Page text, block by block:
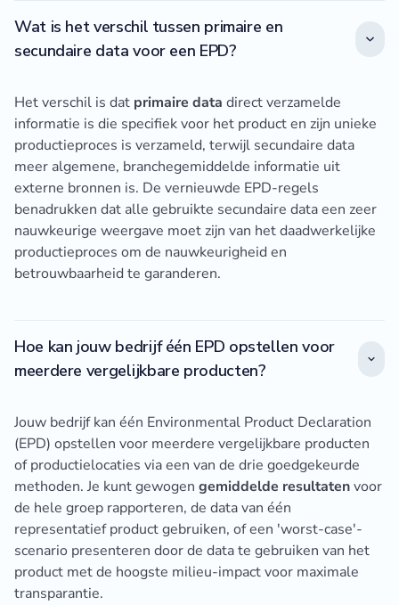
Wat is het verschil tussen primaire en
secundaire data voor een EPD?
Het verschil is dat primaire data direct verzamelde
informatie is die specifiek voor het product en zijn unieke
productieproces is verzameld, terwijl secundaire data
meer algemene, branchegemiddelde informatie uit
externe bronnen is. De vernieuwde EPD-regels
benadrukken dat alle gebruikte secundaire data een zeer
nauwkeurige weergave moet zijn van het daadwerkelijke
productieproces om de nauwkeurigheid en
betrouwbaarheid te garanderen.
Hoe kan jouw bedrijf één EPD opstellen voor
meerdere vergelijkbare producten?
Jouw bedrijf kan één Environmental Product Declaration
(EPD) opstellen voor meerdere vergelijkbare producten
of productielocaties via een van de drie goedgekeurde
methoden. Je kunt gewogen gemiddelde resultatenvoor
de hele groep rapporteren, de data van één
representatief product gebruiken, of een 'worst-case'-
scenario presenteren door de data te gebruiken van het
product met de hoogste milieu-impact voor maximale
transparantie.